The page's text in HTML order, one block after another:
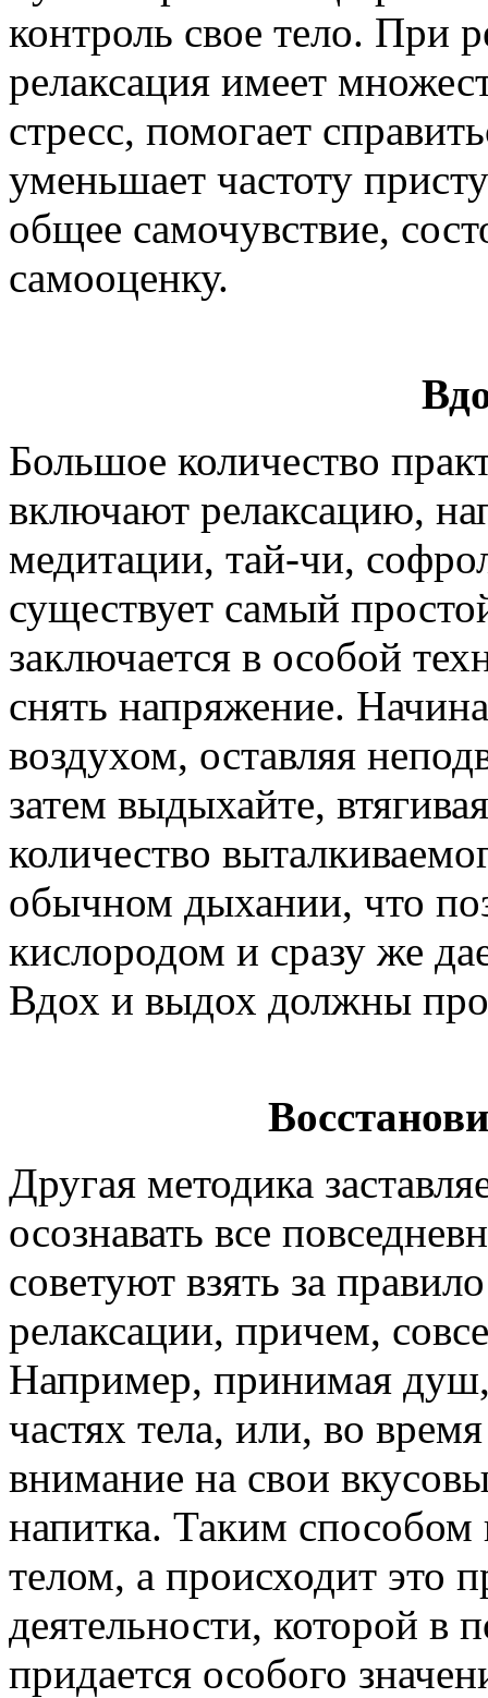
контроль свое тело. При
релаксация имеет
стресс, помогает
уменьшает частоту
общее самочувствие,
самооценку.
Большое количество
включают релаксацию,
медитации, тай-чи,
существует самый
заключается в особой
снять напряжение.
воздухом, оставляя
затем выдыхайте,
количество
обычном дыхании, что
кислородом и сразу же
Вдох и выдох должны
Другая методика
осознавать все
советуют взять за
релаксации, причем,
Например, принимая душ,
частях тела, или, во
внимание на свои
напитка. Таким способом
телом, а происходит
деятельности, которой в
придается особого